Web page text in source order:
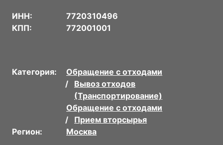
ИНН:
7720310496
КПП:
772001001
Категория:
Обращение с отходами
Вывоз отходов
(Транспортирование)
Обращение с отходами
Прием вторсырья
Регион:
Москва